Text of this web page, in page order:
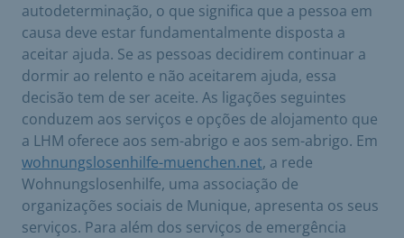
autodeterminação, o que significa que a pessoa em
causa deve estar fundamentalmente disposta a
aceitar ajuda. Se as pessoas decidirem continuar a
dormir ao relento e não aceitarem ajuda, essa
decisão tem de ser aceite. As ligações seguintes
conduzem aos serviços e opções de alojamento que
a LHM oferece aos sem-abrigo e aos sem-abrigo. Em
wohnungslosenhilfe-muenchen.net, a rede
Wohnungslosenhilfe, uma associação de
organizações sociais de Munique, apresenta os seus
serviços. Para além dos serviços de emergência